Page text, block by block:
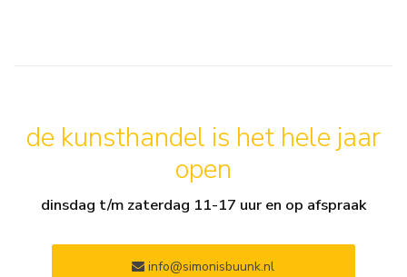
de kunsthandel is het hele jaar
open
dinsdag t/m zaterdag 11-17 uur en op afspraak
info@simonisbuunk.nl